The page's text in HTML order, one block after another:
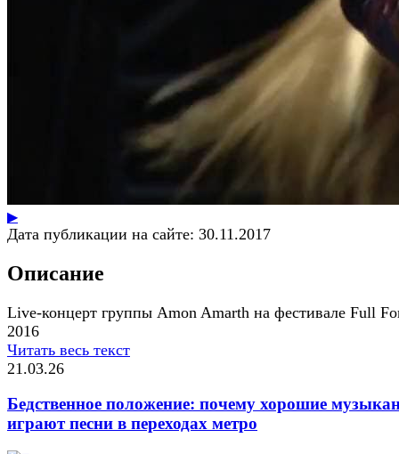
▶
Дата публикации на сайте: 30.11.2017
Описание
Live-концерт группы Amon Amarth на фестивале Full
2016
Читать весь текст
21.03.26
Бедственное положение: почему хорошие
играют песни в переходах метро